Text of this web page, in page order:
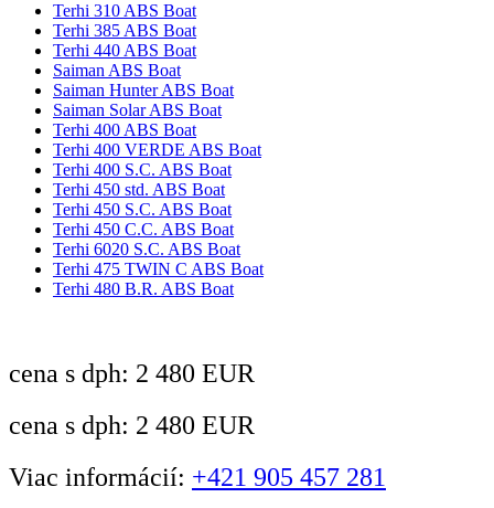
Terhi 310 ABS Boat
Terhi 385 ABS Boat
Terhi 440 ABS Boat
Saiman ABS Boat
Saiman Hunter ABS Boat
Saiman Solar ABS Boat
Terhi 400 ABS Boat
Terhi 400 VERDE ABS Boat
Terhi 400 S.C. ABS Boat
Terhi 450 std. ABS Boat
Terhi 450 S.C. ABS Boat
Terhi 450 C.C. ABS Boat
Terhi 6020 S.C. ABS Boat
Terhi 475 TWIN C ABS Boat
Terhi 480 B.R. ABS Boat
cena s dph: 2 480 EUR
cena s dph: 2 480 EUR
Viac informácií: +421 905 457 281